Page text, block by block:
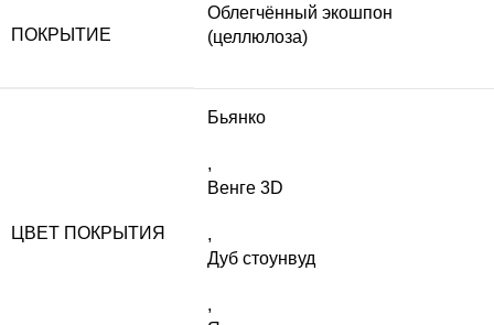
ПОКРЫТИЕ
Облегчённый экошпон
(целлюлоза)
ЦВЕТ ПОКРЫТИЯ
Бьянко
,
Венге 3D
,
Дуб стоунвуд
,